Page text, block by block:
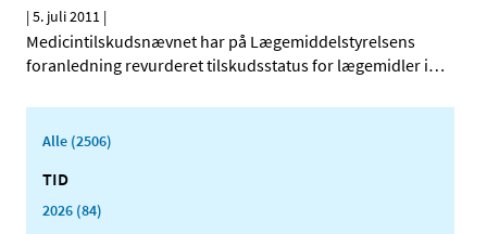
|5. juli 2011 |
Medicintilskudsnævnet har på Lægemiddelstyrelsens
foranledning revurderet tilskudsstatus for lægemidler i…
Alle (2506)
TID
2026 (84)